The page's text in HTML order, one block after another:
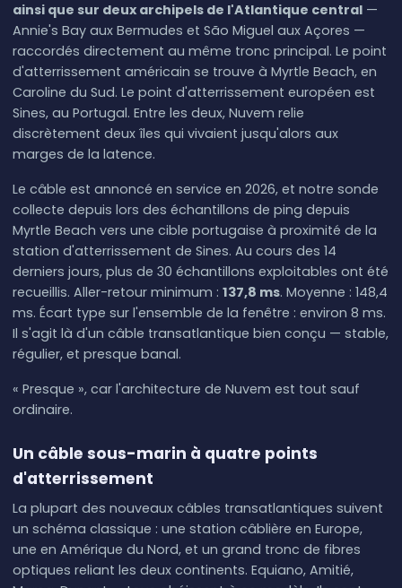
ainsi que sur deux archipels de l'Atlantique central—
Annie's Bay aux Bermudes et São Miguel aux Açores —
raccordés directement au même tronc principal. Le point
d'atterrissement américain se trouve à Myrtle Beach, en
Caroline du Sud. Le point d'atterrissement européen est
Sines, au Portugal. Entre les deux, Nuvem relie
discrètement deux îles qui vivaient jusqu'alors aux
marges de la latence.
Le câble est annoncé en service en 2026, et notre sonde
collecte depuis lors des échantillons de ping depuis
Myrtle Beach vers une cible portugaise à proximité de la
station d'atterrissement de Sines. Au cours des 14
derniers jours, plus de 30 échantillons exploitables ont été
recueillis. Aller-retour minimum : 137,8 ms. Moyenne : 148,4
ms. Écart type sur l'ensemble de la fenêtre : environ 8 ms.
Il s'agit là d'un câble transatlantique bien conçu — stable,
régulier, et presque banal.
« Presque », car l'architecture de Nuvem est tout sauf
ordinaire.
Un câble sous-marin à quatre points
d'atterrissement
La plupart des nouveaux câbles transatlantiques suivent
un schéma classique : une station câblière en Europe,
une en Amérique du Nord, et un grand tronc de fibres
optiques reliant les deux continents. Equiano, Amitié,